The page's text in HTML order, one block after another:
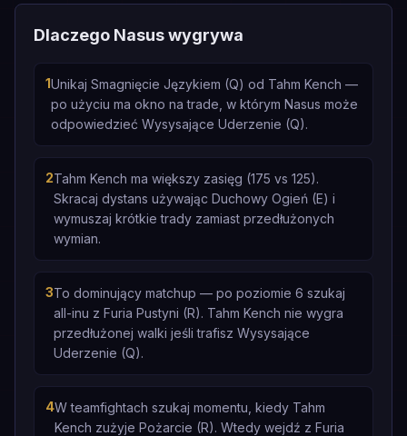
Dlaczego Nasus wygrywa
1Unikaj Smagnięcie Językiem (Q) od Tahm Kench —
po użyciu ma okno na trade, w którym Nasus może
odpowiedzieć Wysysające Uderzenie (Q).
2Tahm Kench ma większy zasięg (175 vs 125).
Skracaj dystans używając Duchowy Ogień (E) i
wymuszaj krótkie trady zamiast przedłużonych
wymian.
3To dominujący matchup — po poziomie 6 szukaj
all-inu z Furia Pustyni (R). Tahm Kench nie wygra
przedłużonej walki jeśli trafisz Wysysające
Uderzenie (Q).
4W teamfightach szukaj momentu, kiedy Tahm
Kench zużyje Pożarcie (R). Wtedy wejdź z Furia